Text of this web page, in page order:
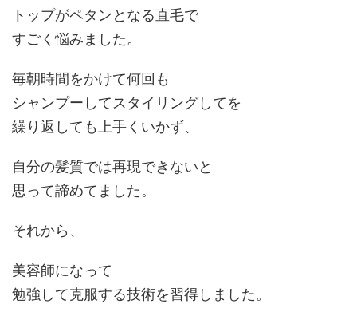
トップがペタンとなる直毛で
すごく悩みました。
毎朝時間をかけて何回も
シャンプーしてスタイリングしてを
繰り返しても上手くいかず、
自分の髪質では再現できないと
思って諦めてました。
それから、
美容師になって
勉強して克服する技術を習得しました。